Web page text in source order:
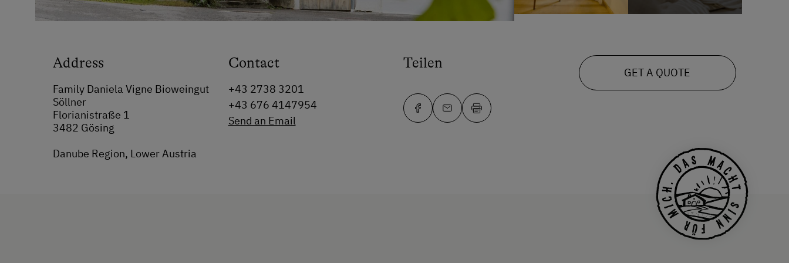
Address
Family Daniela Vigne Bioweingut
Söllner
Florianistraße 1
3482 Gösing
Danube Region, Lower Austria
Contact
+43 2738 3201
+43 676 4147954
Send an Email
Teilen
GET A QUOTE